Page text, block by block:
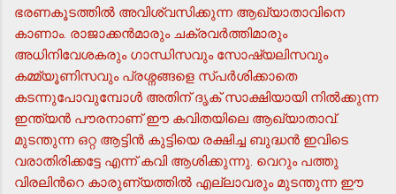
ഭരണകൂടത്തില്‍ അവിശ്വസിക്കുന്ന ആഖ്യാതാവിനെ
കാണാം. രാജാക്കന്‍മാരും ചക്രവര്‍ത്തിമാരും
അധിനിവേശകരും ഗാന്ധിസവും സോഷ്യലിസവും
കമ്മ്യൂണിസവും പ്രശ്നങ്ങളെ സ്പര്‍ശിക്കാതെ
കടന്നുപോവുമ്പോള്‍ അതിന് ദൃക് സാക്ഷിയായി നില്‍ക്കുന്ന
ഇന്ത്യന്‍ പൗരനാണ് ഈ കവിതയിലെ ആഖ്യാതാവ്.
മുടന്തുന്ന ഒറ്റ ആട്ടിന്‍ കുട്ടിയെ രക്ഷിച്ച ബുദ്ധന്‍ ഇവിടെ
വരാതിരിക്കട്ടേ എന്ന് കവി ആശിക്കുന്നു. വെറും പത്തു
വിരലിന്‍റെ കാരുണ്യത്തില്‍ എല്ലാവരും മുടന്തുന്ന ഈ